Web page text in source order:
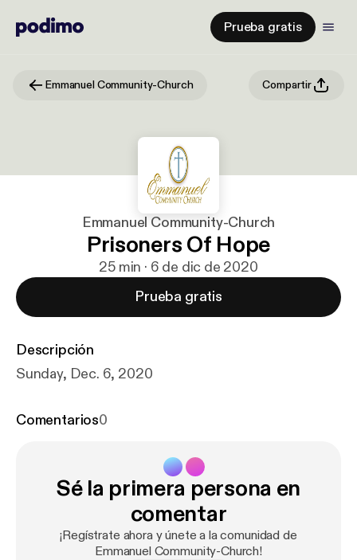
Prueba gratis
Emmanuel Community-Church Compartir
Emmanuel Community-Church
Prisoners Of Hope
25 min · 6 de dic de 2020
Prueba gratis
Descripción
Sunday, Dec. 6, 2020
Comentarios0
Sé la primera persona en
comentar
¡Regístrate ahora y únete a la comunidad de
Emmanuel Community-Church!